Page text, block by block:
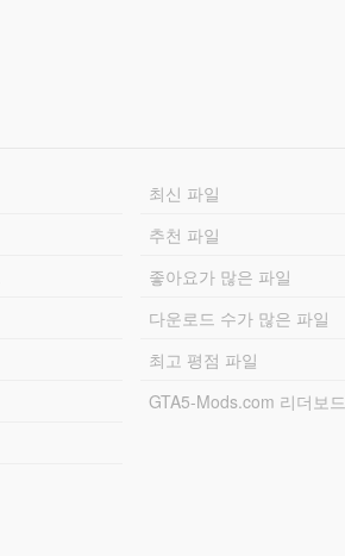
최신 파일
추천 파일
좋아요가 많은 파일
다운로드 수가 많은 파일
최고 평점 파일
GTA5-Mods.com 리더보드